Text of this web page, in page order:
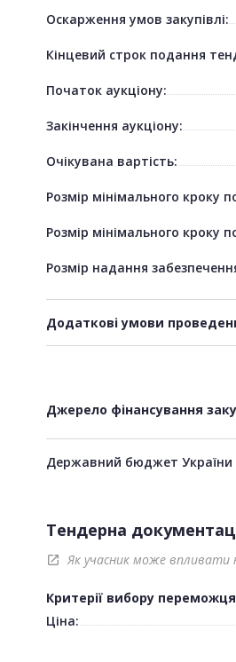
Оскарження умов закупівлі:
Кінцевий строк подання
Початок аукціону:
Закінчення аукціону:
Очікувана вартість:
Розмір мінімального кроку
Розмір мінімального кроку
Розмір надання
Додаткові умови
Джерело фінансування
Державний бюджет України
Тендерна
open_in_new Як учасник може впливати
Критерії вибору переможця
Ціна: